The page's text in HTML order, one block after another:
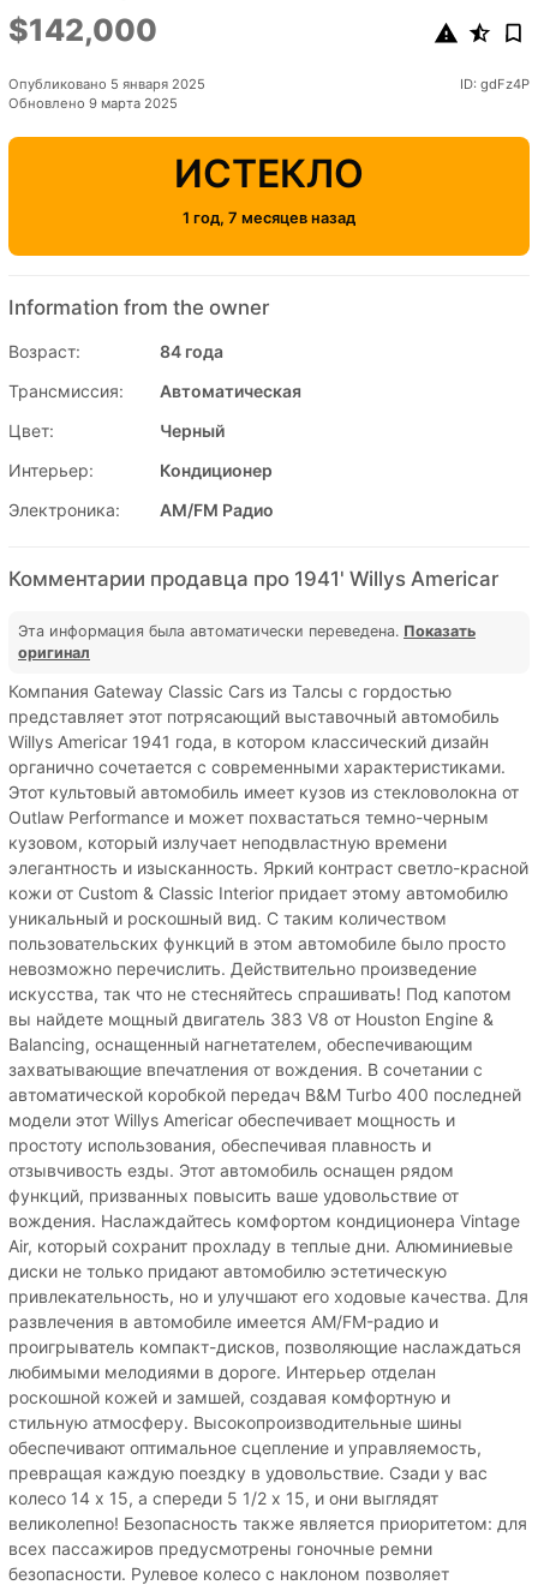
$142,000
Опубликовано 5 января 2025
Обновлено 9 марта 2025
ID: gdFz4P
ИСТЕКЛО
1 год, 7 месяцев назад
Information from the owner
Возраст:
84 года
Трансмиссия:
Автоматическая
Цвет:
Черный
Интерьер:
Кондиционер
Электроника:
AM/FM Радио
Комментарии продавца про 1941' Willys Americar
Эта информация была автоматически переведена. Показать
оригинал
Компания Gateway Classic Cars из Талсы с гордостью
представляет этот потрясающий выставочный автомобиль
Willys Americar 1941 года, в котором классический дизайн
органично сочетается с современными характеристиками.
Этот культовый автомобиль имеет кузов из стекловолокна от
Outlaw Performance и может похвастаться темно-черным
кузовом, который излучает неподвластную времени
элегантность и изысканность. Яркий контраст светло-красной
кожи от Custom & Classic Interior придает этому автомобилю
уникальный и роскошный вид. С таким количеством
пользовательских функций в этом автомобиле было просто
невозможно перечислить. Действительно произведение
искусства, так что не стесняйтесь спрашивать! Под капотом
вы найдете мощный двигатель 383 V8 от Houston Engine &
Balancing, оснащенный нагнетателем, обеспечивающим
захватывающие впечатления от вождения. В сочетании с
автоматической коробкой передач B&M Turbo 400 последней
модели этот Willys Americar обеспечивает мощность и
простоту использования, обеспечивая плавность и
отзывчивость езды. Этот автомобиль оснащен рядом
функций, призванных повысить ваше удовольствие от
вождения. Наслаждайтесь комфортом кондиционера Vintage
Air, который сохранит прохладу в теплые дни. Алюминиевые
диски не только придают автомобилю эстетическую
привлекательность, но и улучшают его ходовые качества. Для
развлечения в автомобиле имеется AM/FM-радио и
проигрыватель компакт-дисков, позволяющие наслаждаться
любимыми мелодиями в дороге. Интерьер отделан
роскошной кожей и замшей, создавая комфортную и
стильную атмосферу. Высокопроизводительные шины
обеспечивают оптимальное сцепление и управляемость,
превращая каждую поездку в удовольствие. Сзади у вас
колесо 14 х 15, а спереди 5 1/2 х 15, и они выглядят
великолепно! Безопасность также является приоритетом: для
всех пассажиров предусмотрены гоночные ремни
безопасности. Рулевое колесо с наклоном позволяет